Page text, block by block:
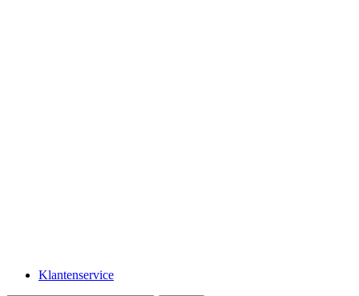
Klantenservice